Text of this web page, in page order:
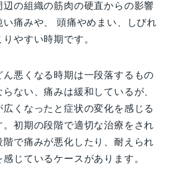
の組織の筋肉の硬直からの影響
い痛みや、 頭痛やめまい、しびれ
やすい時期です。
悪くなる時期は一段落するもの
ない、痛みは緩和しているが、
くなったと症状の変化を感じる
初期の段階で適切な治療をされ
階で痛みが悪化したり、耐えられ
じているケースがあります。